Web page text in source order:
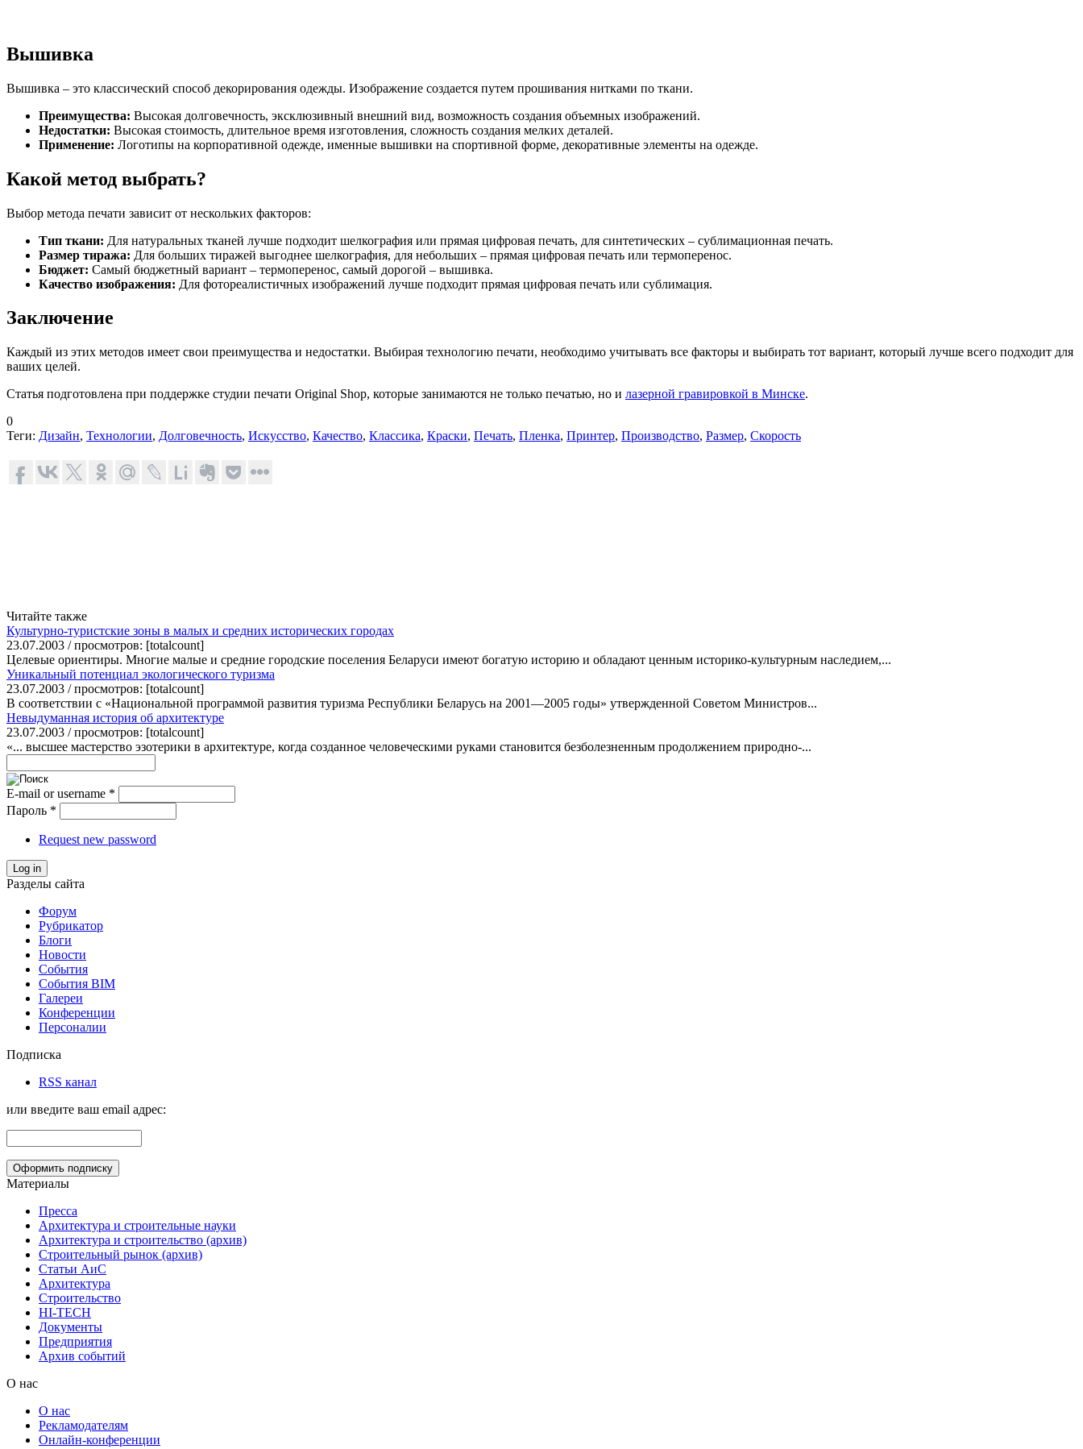
Вышивка
Вышивка – это классический способ декорирования одежды. Изображение создается путем прошивания нитками по ткани.
Преимущества: Высокая долговечность, эксклюзивный внешний вид, возможность создания объемных изображений.
Недостатки: Высокая стоимость, длительное время изготовления, сложность создания мелких деталей.
Применение: Логотипы на корпоративной одежде, именные вышивки на спортивной форме, декоративные элементы на одежде.
Какой метод выбрать?
Выбор метода печати зависит от нескольких факторов:
Тип ткани: Для натуральных тканей лучше подходит шелкография или прямая цифровая печать, для синтетических – сублимационная печать.
Размер тиража: Для больших тиражей выгоднее шелкография, для небольших – прямая цифровая печать или термоперенос.
Бюджет: Самый бюджетный вариант – термоперенос, самый дорогой – вышивка.
Качество изображения: Для фотореалистичных изображений лучше подходит прямая цифровая печать или сублимация.
Заключение
Каждый из этих методов имеет свои преимущества и недостатки. Выбирая технологию печати, необходимо учитывать все факторы и выбирать тот вариант, который лучше всего подходит для
ваших целей.
Статья подготовлена при поддержке студии печати Original Shop, которые занимаются не только печатью, но и лазерной гравировкой в Минске.
0
Теги: Дизайн, Технологии, Долговечность, Искусство, Качество, Классика, Краски, Печать, Пленка, Принтер, Производство, Размер, Скорость
Читайте также
Культурно-туристские зоны в малых и средних исторических городах
23.07.2003 / просмотров: [totalcount]
Целевые ориентиры. Многие малые и средние городские поселения Беларуси имеют богатую историю и обладают ценным историко-культурным наследием,...
Уникальный потенциал экологического туризма
23.07.2003 / просмотров: [totalcount]
В соответствии с «Национальной программой развития туризма Республики Беларусь на 2001—2005 годы» утвержденной Советом Министров...
Невыдуманная история об архитектуре
23.07.2003 / просмотров: [totalcount]
«... высшее мастерство эзотерики в архитектуре, когда созданное человеческими руками становится безболезненным продолжением природно-...
E-mail or username *
Пароль *
Request new password
Log in
Разделы сайта
Форум
Рубрикатор
Блоги
Новости
События
События BIM
Галереи
Конференции
Персоналии
Подписка
RSS канал
или введите ваш email адрес:
Материалы
Пресса
Архитектура и строительные науки
Архитектура и строительство (архив)
Строительный рынок (архив)
Статьи АиС
Архитектура
Строительство
HI-TECH
Документы
Предприятия
Архив событий
О нас
О нас
Рекламодателям
Онлайн-конференции